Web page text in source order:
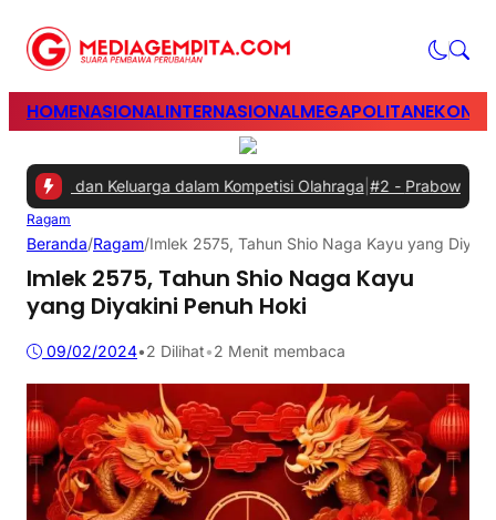
HOMENASIONALINTERNASIONALMEGAPOLITAN
dan Keluarga dalam Kompetisi Olahraga|#2 -Prabowo Minta
Ragam
Beranda/Ragam/Imlek 2575, Tahun Shio Naga Kayu yang
Imlek 2575, Tahun Shio Naga Kayu
yang Diyakini Penuh Hoki
09/02/2024•2 Dilihat•2 Menit membaca